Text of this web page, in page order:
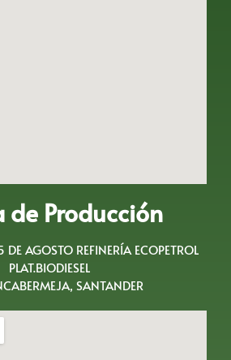
de Producción
AGOSTO REFINERÍA ECOPETROL
PLAT.BIODIESEL
SANTANDER